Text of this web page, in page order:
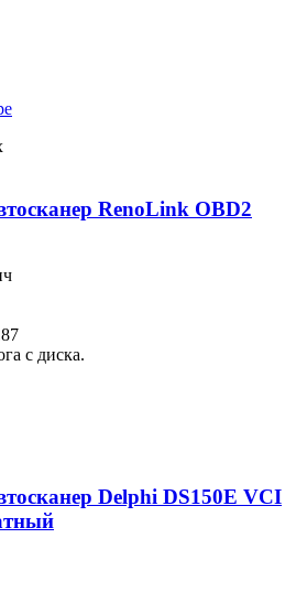
RenoLink OBD2
с диска.
Delphi DS150E VCI